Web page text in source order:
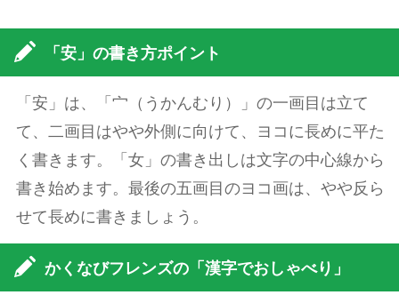
「安」の書き方ポイント
「安」は、「宀（うかんむり）」の一画目は立て
て、二画目はやや外側に向けて、ヨコに長めに平た
く書きます。「女」の書き出しは文字の中心線から
書き始めます。最後の五画目のヨコ画は、やや反ら
せて長めに書きましょう。
かくなびフレンズの「漢字でおしゃべり」